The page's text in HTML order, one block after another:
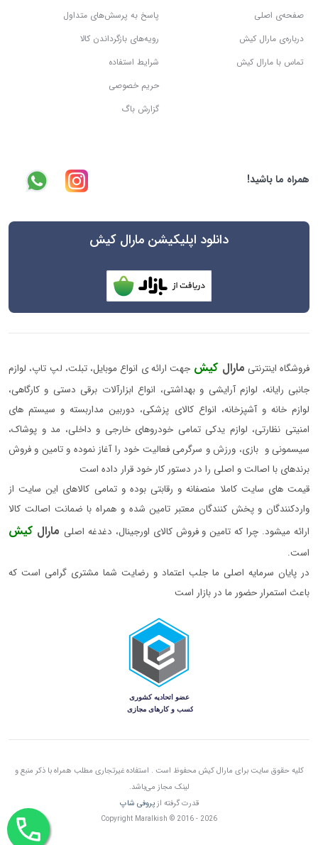
صفحه‌ی اصلی
درباره‌ی مارال کیش
تماس با مارال کیش
پاسخ به پرسش‌های متداول
رویه‌های بازگرداندن کالا
شرایط استفاده
حریم خصوصی
گزارش باگ
همراه ما باشید!
دانلود اپلیکیشن مارال کیش
فروشگاه اینترنتی مارال کیش جهت ارائه ی انواع موبایل، تبلت، لپ تاپ، لوازم
جانبی رایانه، لوازم آرایشی و بهداشتی، انواع ابزارآلات برقی دستی و کارگاهی،
لوازم خانه و آشپزخانه، انواع کالای پزشکی، دوربین مداربسته و سیستم های
امنیتی نظارتی، لوازم یدکی تمامی خودروهای خارجی و داخلی، مد و پوشاک،
سیسمونی و بازی، ورزش و سرگرمی فعالیت خود را آغاز نموده و تامین و فروش
برندهای با اصالت و اصلی را در دستور کار خود قرار داده است
قیمت های سایت کاملا منصفانه و رقابتی بوده و تمامی کالاهای این سایت از
واردکنندگان و پخش کنندگان معتبر تامین شده و همراه با ضمانت اصالت کالا
ارائه میشود. چرا که تامین و فروش کالای اورجینال، دغدغه اصلی مارال کیش
است.
در پایان سرمایه اصلی ما جلب اعتماد و رضایت شما مشتری گرامی است که
باعث استمرار حضور ما در بازار است
کلیه حقوق سایت برای مارال کیش محفوظ است . استفاده غیرتجاری مطلب همراه با ذکر منبع و
لینک مجاز می‌باشد.
قدرت گرفته ازپروفی شاپ
Copyright Maralkish © 2016 - 2026